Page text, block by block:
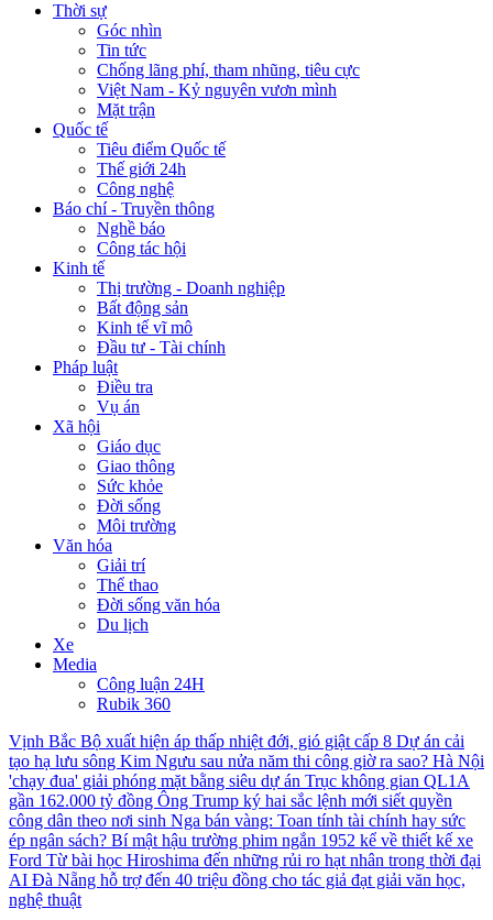
Thời sự
Góc nhìn
Tin tức
Chống lãng phí, tham nhũng, tiêu cực
Việt Nam - Kỷ nguyên vươn mình
Mặt trận
Quốc tế
Tiêu điểm Quốc tế
Thế giới 24h
Công nghệ
Báo chí - Truyền thông
Nghề báo
Công tác hội
Kinh tế
Thị trường - Doanh nghiệp
Bất động sản
Kinh tế vĩ mô
Đầu tư - Tài chính
Pháp luật
Điều tra
Vụ án
Xã hội
Giáo dục
Giao thông
Sức khỏe
Đời sống
Môi trường
Văn hóa
Giải trí
Thể thao
Đời sống văn hóa
Du lịch
Xe
Media
Công luận 24H
Rubik 360
Vịnh Bắc Bộ xuất hiện áp thấp nhiệt đới, gió giật cấp 8 Dự án cải
tạo hạ lưu sông Kim Ngưu sau nửa năm thi công giờ ra sao? Hà Nội
'chạy đua' giải phóng mặt bằng siêu dự án Trục không gian QL1A
gần 162.000 tỷ đồng Ông Trump ký hai sắc lệnh mới siết quyền
công dân theo nơi sinh Nga bán vàng: Toan tính tài chính hay sức
ép ngân sách? Bí mật hậu trường phim ngắn 1952 kể về thiết kế xe
Ford Từ bài học Hiroshima đến những rủi ro hạt nhân trong thời đại
AI Đà Nẵng hỗ trợ đến 40 triệu đồng cho tác giả đạt giải văn học,
nghệ thuật